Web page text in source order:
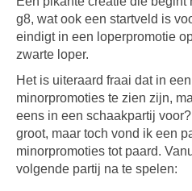
g8, wat ook een startveld is
eindigt in een loperpromotie
zwarte loper.
Het is uiteraard fraai dat in
minorpromoties te zien zijn,
eens in een schaakpartij
groot, maar toch vond ik een
minorpromoties tot paard.
volgende partij na te spelen: